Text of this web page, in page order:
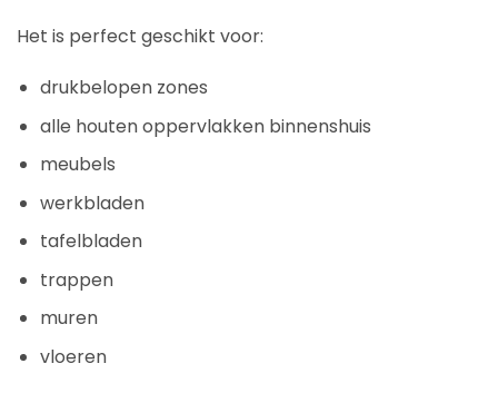
Het is perfect geschikt voor:
drukbelopen zones
alle houten oppervlakken binnenshuis
meubels
werkbladen
tafelbladen
trappen
muren
vloeren